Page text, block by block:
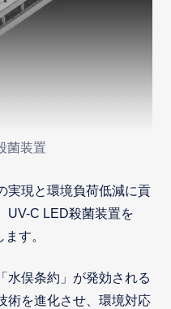
菌装置
実現と環境負荷低減に貢
UV-C LED殺菌装置を
す。
水俣条約」が発効される
術を進化させ、環境対応